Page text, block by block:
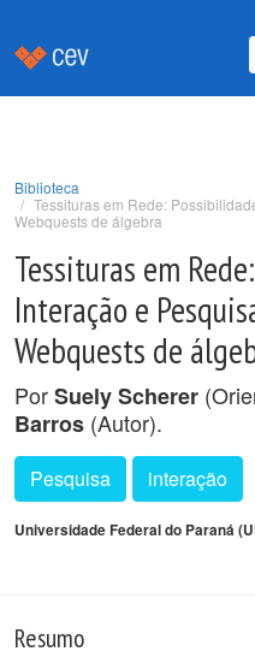
Biblioteca
Tessituras em Rede:
Webquests de álgebra
Tessituras em
Interação e
Webquests de
PorSuely Scherer
Barros (Autor).
Pesquisa interação
Universidade Federal do Paraná
Resumo